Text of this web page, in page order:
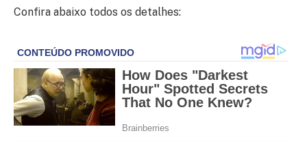
Confira abaixo todos os detalhes: